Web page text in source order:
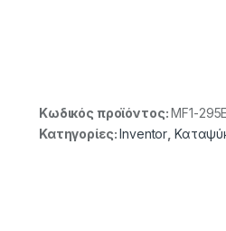
Κωδικός προϊόντος:MF1-
Κατηγορίες:Inventor